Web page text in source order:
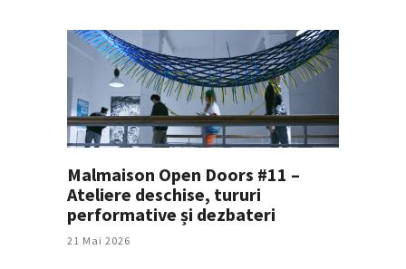
Malmaison Open Doors #11 –
Ateliere deschise, tururi
performative și dezbateri
21 Mai 2026